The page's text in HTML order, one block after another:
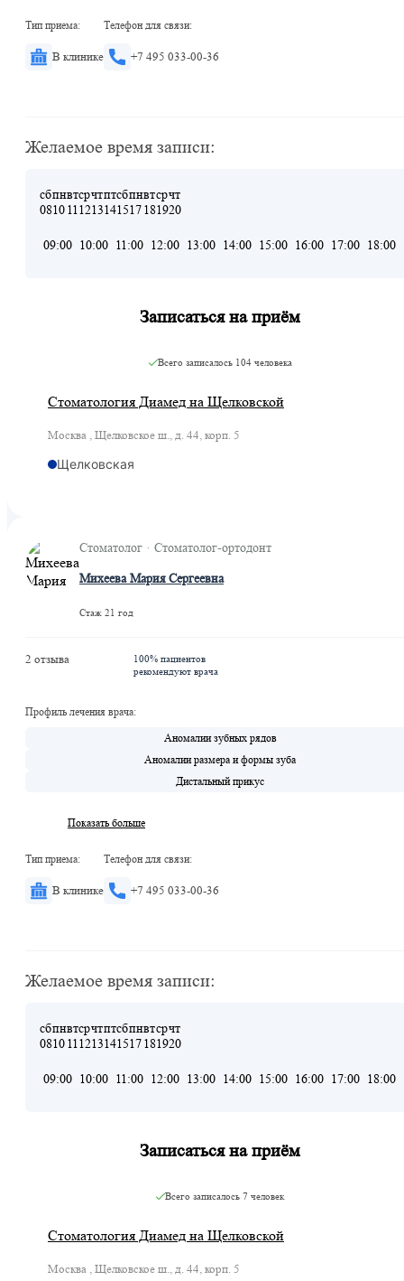
Тип приема:
В клинике
Телефон для связи:
+7 495 033-00-36
Желаемое время записи:
сб
08
пн
10
вт
11
ср
12
чт
13
пт
14
сб
15
пн
17
вт
18
ср
19
чт
20
09:00 10:00 11:00 12:00 13:00 14:00 15:00 16:00 17:00 18:00
Записаться на приём
Всего записалось104 человека
Стоматология Диамед на Щелковской
Москва , Щелковское ш., д. 44, корп. 5
Щелковская
Стоматолог · Стоматолог-ортодонт
Михеева Мария Сергеевна
Стаж 21 год
2 отзыва
100% пациентов
рекомендуют врача
Профиль лечения врача:
Аномалии зубных рядов
Аномалии размера и формы зуба
Дистальный прикус
Показать больше
Тип приема:
В клинике
Телефон для связи:
+7 495 033-00-36
Желаемое время записи:
сб
08
пн
10
вт
11
ср
12
чт
13
пт
14
сб
15
пн
17
вт
18
ср
19
чт
20
09:00 10:00 11:00 12:00 13:00 14:00 15:00 16:00 17:00 18:00
Записаться на приём
Всего записалось 7 человек
Стоматология Диамед на Щелковской
Москва , Щелковское ш., д. 44, корп. 5